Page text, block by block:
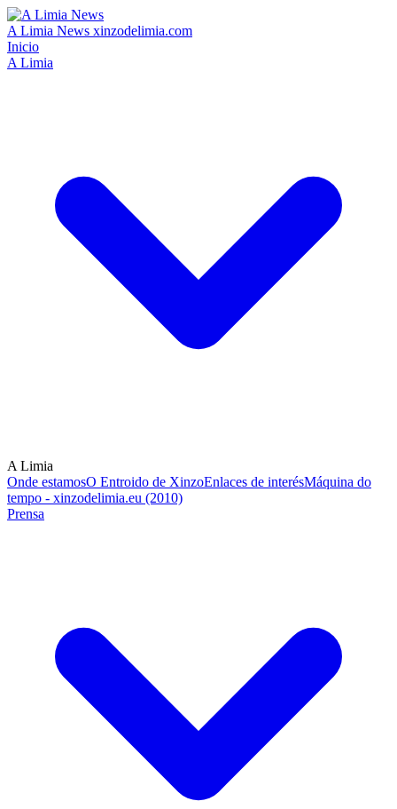
A Limia News xinzodelimia.com
Inicio
A Limia
A Limia
Onde estamosO Entroido de XinzoEnlaces de interésMáquina do
tempo - xinzodelimia.eu (2010)
Prensa